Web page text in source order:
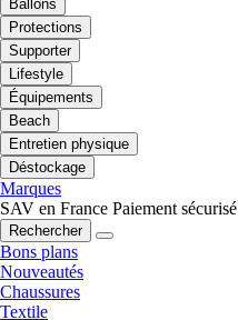
Ballons
Protections
Supporter
Lifestyle
Équipements
Beach
Entretien physique
Déstockage
Marques
SAV en France Paiement sécurisé
Rechercher
Bons plans
Nouveautés
Chaussures
Textile